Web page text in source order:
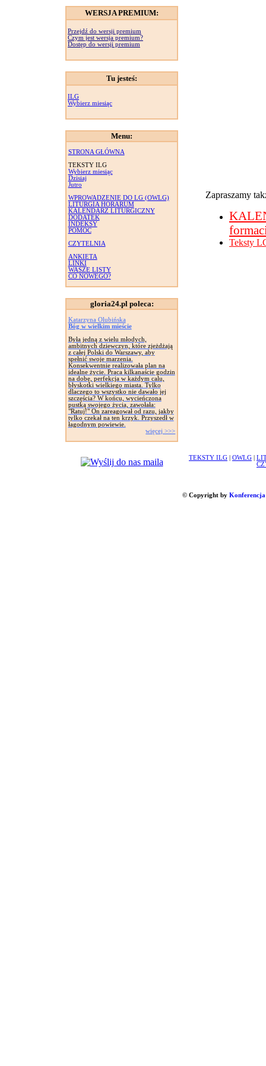
WERSJA PREMIUM:
Przejdź do wersji premium
Czym jest wersja premium?
Dostęp do wersji premium
Tu jesteś:
ILG
Wybierz miesiąc
Menu:
STRONA GŁÓWNA
TEKSTY ILG
Wybierz miesiąc
Dzisiaj
Jutro
WPROWADZENIE DO LG (OWLG)
LITURGIA HORARUM
KALENDARZ LITURGICZNY
DODATEK
INDEKSY
POMOC
CZYTELNIA
ANKIETA
LINKI
WASZE LISTY
CO NOWEGO?
gloria24.pl poleca:
Katarzyna Olubińska
Bóg w wielkim mieście
Była jedną z wielu młodych,
ambitnych dziewczyn, które zjeżdżają
z całej Polski do Warszawy, aby
spełnić swoje marzenia.
Konsekwentnie realizowała plan na
idealne życie. Praca kilkanaście godzin
na dobę, perfekcja w każdym calu,
błyskotki wielkiego miasta. Tylko
dlaczego to wszystko nie dawało jej
szczęścia? W końcu, wycieńczona
pustką swojego życia, zawołała:
"Ratuj!" On zareagował od razu, jakby
tylko czekał na ten krzyk. Przyszedł w
łagodnym powiewie.
więcej >>>
Zapraszamy
Teksty
TEKSTY ILG OWLG
© Copyright by Konferencja